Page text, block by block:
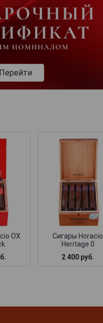
Перейти
OX
Сигары Horacio
Heritage 0
2 400 руб.